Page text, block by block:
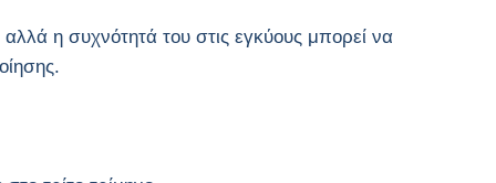
η συχνότητά του στις εγκύους μπορεί να